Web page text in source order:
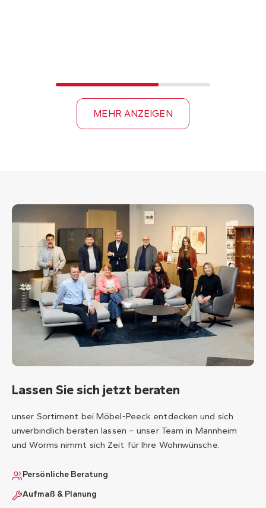
MEHR ANZEIGEN
Lassen Sie sich jetzt beraten
unser Sortiment bei Möbel-Peeck entdecken und sich
unverbindlich beraten lassen – unser Team in Mannheim
und Worms nimmt sich Zeit für Ihre Wohnwünsche.
Persönliche Beratung
Aufmaß & Planung